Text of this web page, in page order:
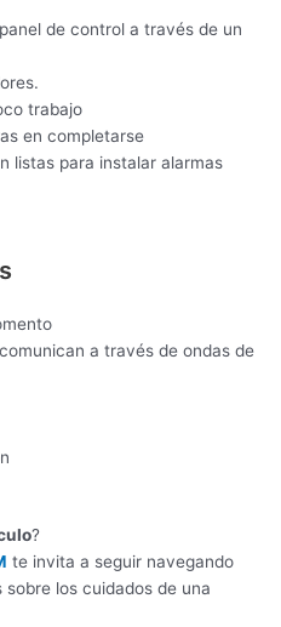
de control a través de un
trabajo
en completarse
listas para instalar alarmas
a través de ondas de
?
te invita a seguir navegando
los cuidados de una